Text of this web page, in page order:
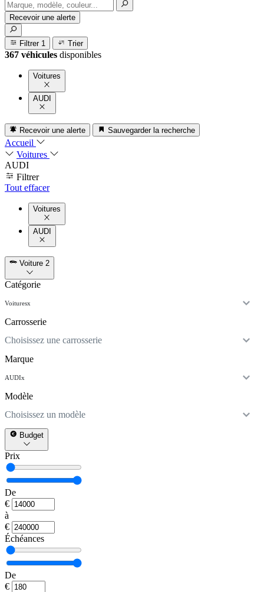
Recevoir une alerte
Filtrer 1 Trier
367 véhicules disponibles
Voitures
AUDI
Recevoir une alerte Sauvegarder la recherche
Accueil
Voitures
AUDI
Filtrer
Tout effacer
Voitures
AUDI
Voiture 2
Catégorie
Voituresx
Carrosserie
Choisissez une carrosserie
Marque
AUDIx
Modèle
Choisissez un modèle
Budget
Prix
De
€
à
€
Échéances
De
€